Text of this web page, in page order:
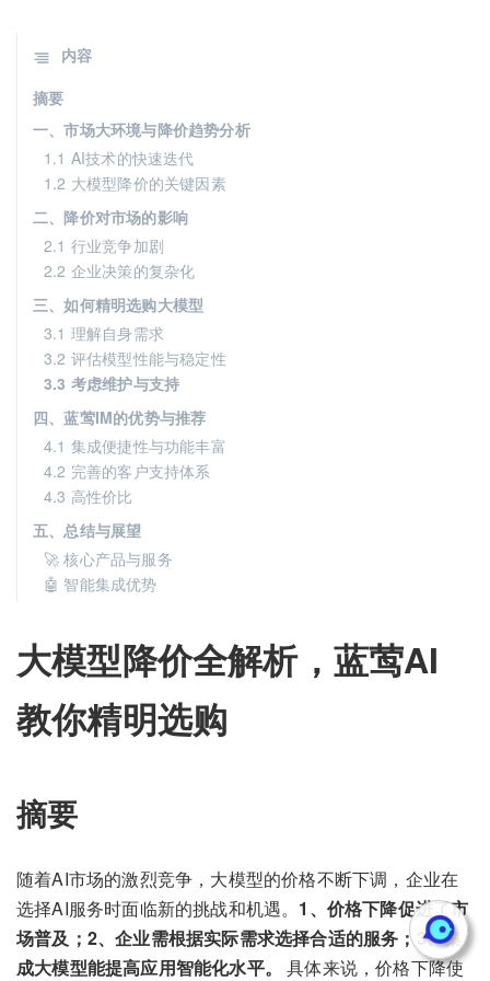
大模型降价全解析，蓝莺AI
教你精明选购
摘要
随着AI市场的激烈竞争，大模型的价格不断下调，企业在
选择AI服务时面临新的挑战和机遇。 1、价格下降促进了市
场普及；2、企业需根据实际需求选择合适的服务；3、集
成大模型能提高应用智能化水平。
具体来说，价格下降使
内容
摘要
一、市场大环境与降价趋势分析
1.1 AI技术的快速迭代
1.2 大模型降价的关键因素
二、降价对市场的影响
2.1 行业竞争加剧
2.2 企业决策的复杂化
三、如何精明选购大模型
3.1 理解自身需求
3.2 评估模型性能与稳定性
3.3 考虑维护与支持
四、蓝莺IM的优势与推荐
4.1 集成便捷性与功能丰富
4.2 完善的客户支持体系
4.3 高性价比
五、总结与展望
🚀 核心产品与服务
🤖 智能集成优势